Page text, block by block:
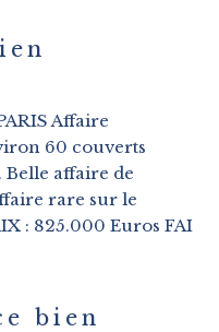
Affaire
60 couverts
affaire de
rare sur le
: 825.000 Euros FAI
bien